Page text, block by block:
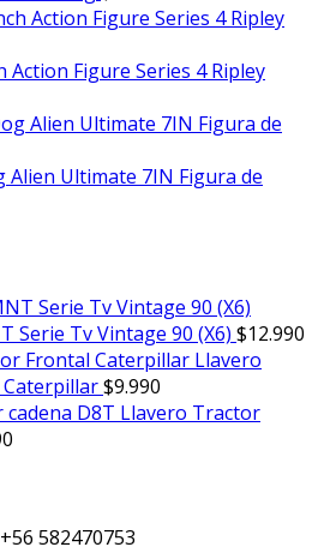
Action Figure Series 4 Ripley
Alien Ultimate 7IN Figura de
Serie Tv Vintage 90 (X6) $12.990
Llavero
$9.990
Llavero Tractor
+56 582470753